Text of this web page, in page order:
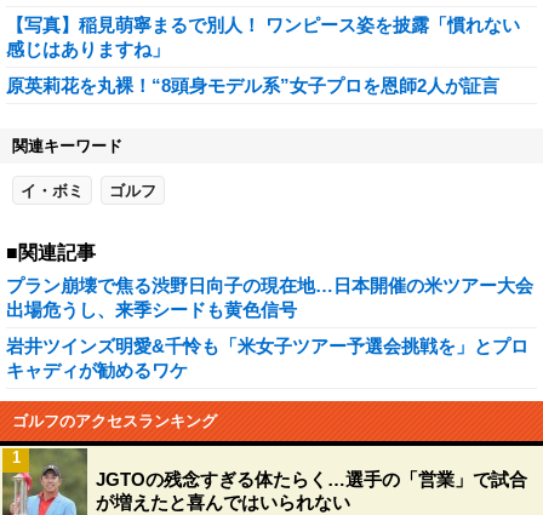
【写真】稲見萌寧まるで別人！ ワンピース姿を披露「慣れない
感じはありますね」
原英莉花を丸裸！“8頭身モデル系”女子プロを恩師2人が証言
関連キーワード
イ・ボミ ゴルフ
■関連記事
プラン崩壊で焦る渋野日向子の現在地…日本開催の米ツアー大会
出場危うし、来季シードも黄色信号
岩井ツインズ明愛&千怜も「米女子ツアー予選会挑戦を」とプロ
キャディが勧めるワケ
ゴルフのアクセスランキング
JGTOの残念すぎる体たらく…選手の「営業」で試合
が増えたと喜んではいられない
1